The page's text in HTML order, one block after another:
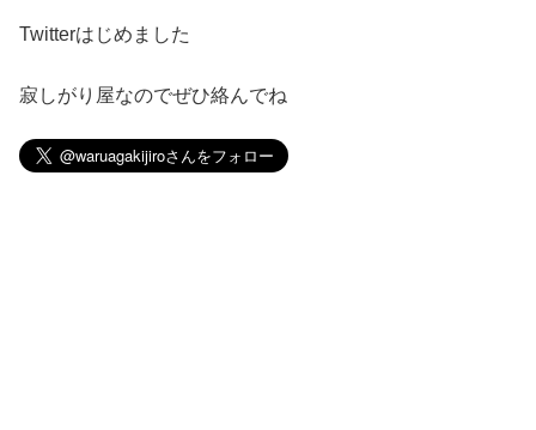
Twitterはじめました
寂しがり屋なのでぜひ絡んでね